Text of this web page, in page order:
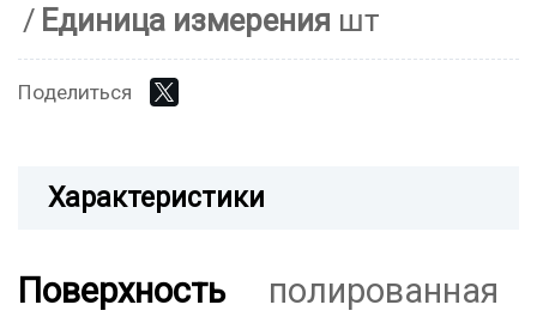
Единица измерения шт
Поделиться
Характеристики
Поверхность
полированная